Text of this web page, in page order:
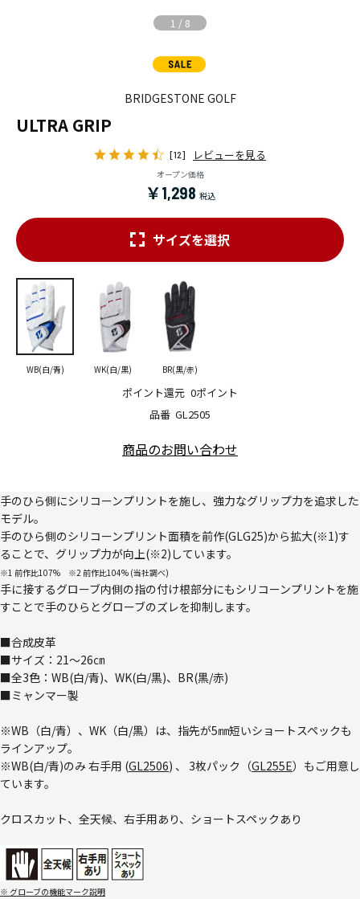
1 / 8
BRIDGESTONE GOLF
ULTRA GRIP
[12] レビューを見る
オープン価格
￥1,298
品番 GL2505
ポイント還元 0ポイント
サイズを選択
WB(白/青) WK(白/黒) BR(黒/赤)
商品のお問い合わせ
手のひら側にシリコーンプリントを施し、強力なグリップ力を追求した
モデル。
手のひら側のシリコーンプリント面積を前作(GLG25)から拡大(※1)す
ることで、グリップ力が向上(※2)しています。
※1 前作比107% ※2 前作比104% (当社調べ)
手に接するグローブ内側の指の付け根部分にもシリコーンプリントを施
すことで手のひらとグローブのズレを抑制します。
■合成皮革
■サイズ：21～26㎝
■全3色：WB(白/青)、WK(白/黒)、BR(黒/赤)
■ミャンマー製
※WB（白/青）、WK（白/黒）は、指先が5㎜短いショートスペックも
ラインアップ。
※WB(白/青)のみ 右手用 (GL2506) 、 3枚パック（GL255E）もご用意し
ています。
クロスカット、全天候、右手用あり、ショートスペックあり
※ グローブの機能マーク説明